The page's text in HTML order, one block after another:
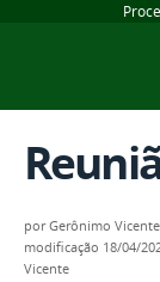
porGerônimo
modificação 18/04/
Vicente